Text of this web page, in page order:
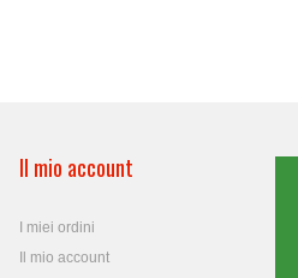
Il mio account
I miei ordini
Il mio account